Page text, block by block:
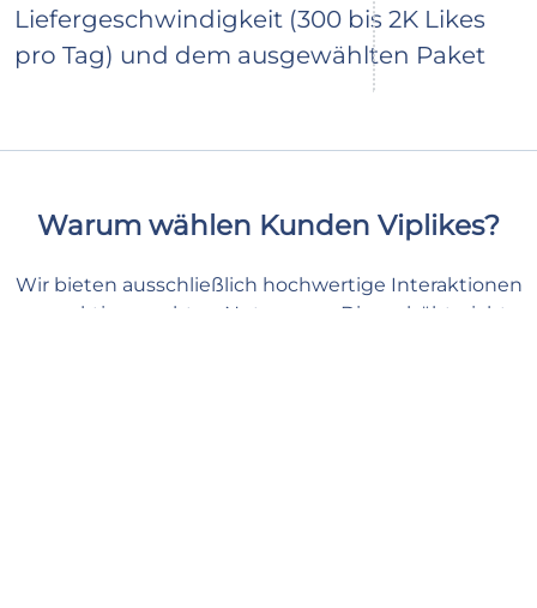
Liefergeschwindigkeit (300 bis 2K Likes
pro Tag) und dem ausgewählten Paket
Warum wählen Kunden Viplikes?
Wir bieten ausschließlich hochwertige Interaktionen
von aktiven, echten Nutzern an. Dies erhöht nicht